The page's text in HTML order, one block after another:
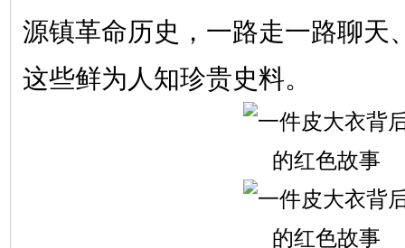
源镇革命历史，一路走一路聊天
这些鲜为人知珍贵史料。